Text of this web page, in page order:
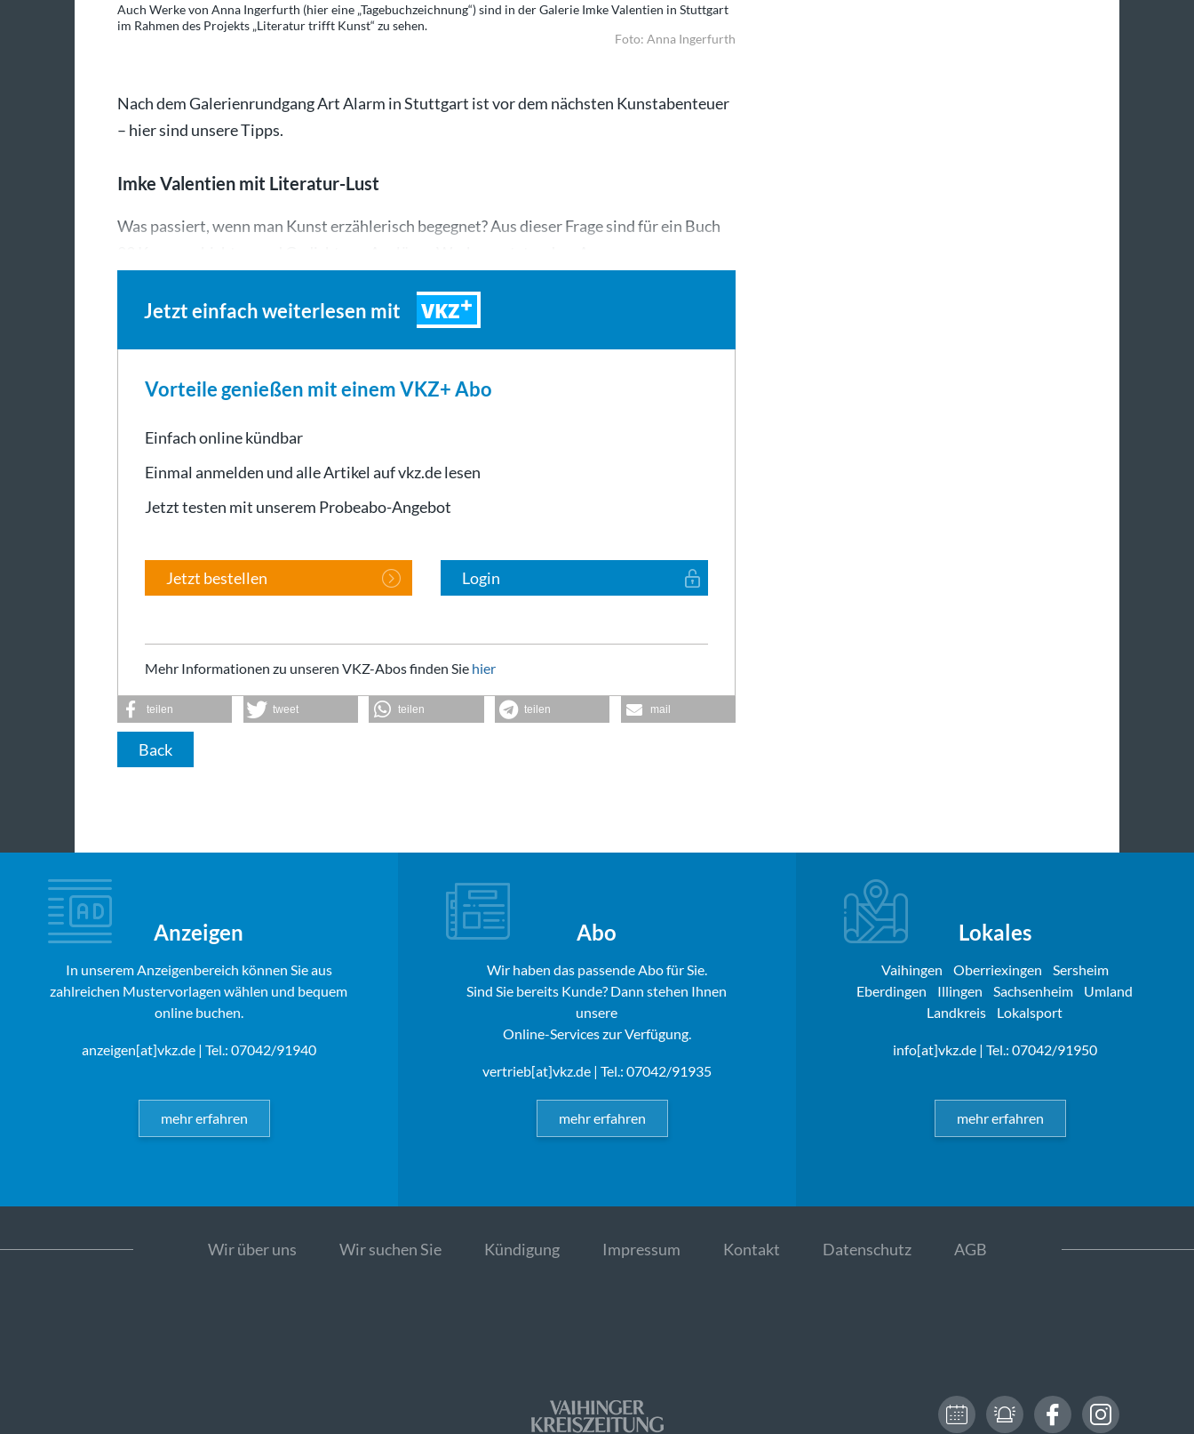
Auch Werke von Anna Ingerfurth (hier eine „Tagebuchzeichnung“) sind in der Galerie Imke Valentien in Stuttgart
im Rahmen des Projekts „Literatur trifft Kunst“ zu sehen.
Foto: Anna Ingerfurth
Nach dem Galerienrundgang Art Alarm in Stuttgart ist vor dem nächsten Kunstabenteuer
– hier sind unsere Tipps.
Imke Valentien mit Literatur-Lust
Was passiert, wenn man Kunst erzählerisch begegnet? Aus dieser Frage sind für ein Buch
Jetzt einfach weiterlesen mit VKZ
Vorteile genießen mit einem VKZ+ Abo
Einfach online kündbar
Einmal anmelden und alle Artikel auf vkz.de lesen
Jetzt testen mit unserem Probeabo-Angebot
Jetzt bestellen Login
Mehr Informationen zu unseren VKZ-Abos finden Sie hier
teilen tweet teilen teilen mail
Back
Anzeigen
In unserem Anzeigenbereich können Sie aus
zahlreichen Mustervorlagen wählen und bequem
online buchen.
anzeigen[at]vkz.de| Tel.: 07042/91940
mehr erfahren
Abo
Wir haben das passende Abo für Sie.
Sind Sie bereits Kunde? Dann stehen Ihnen
unsere
Online-Services zur Verfügung.
vertrieb[at]vkz.de| Tel.: 07042/91935
mehr erfahren
Lokales
Vaihingen Oberriexingen
Sersheim
Eberdingen
Illingen Sachsenheim
Umland
Landkreis
Lokalsport
info[at]vkz.de| Tel.: 07042/91950
mehr erfahren
Wir über uns Wir suchen Sie Kündigung Impressum Kontakt Datenschutz AGB